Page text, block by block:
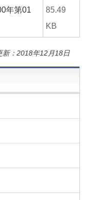
年第01
85.49
KB
：2018年12月18日